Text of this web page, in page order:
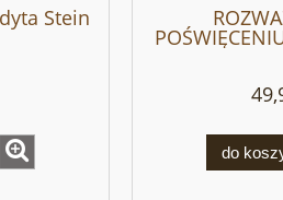
Stein
PRZEZ
do